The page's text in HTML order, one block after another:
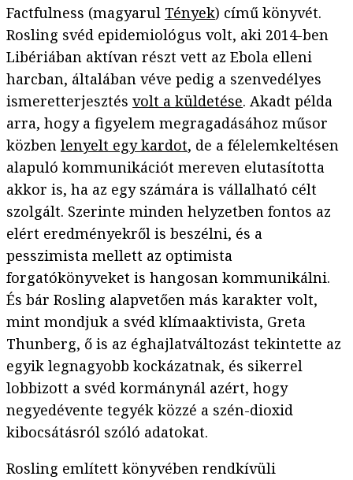
Factfulness (magyarul Tények) című könyvét.
Rosling svéd epidemiológus volt, aki 2014-ben
Libériában aktívan részt vett az Ebola elleni
harcban, általában véve pedig a szenvedélyes
ismeretterjesztés volt a küldetése. Akadt példa
arra, hogy a figyelem megragadásához műsor
közben lenyelt egy kardot, de a félelemkeltésen
alapuló kommunikációt mereven elutasította
akkor is, ha az egy számára is vállalható célt
szolgált. Szerinte minden helyzetben fontos az
elért eredményekről is beszélni, és a
pesszimista mellett az optimista
forgatókönyveket is hangosan kommunikálni.
És bár Rosling alapvetően más karakter volt,
mint mondjuk a svéd klímaaktivista, Greta
Thunberg, ő is az éghajlatváltozást tekintette az
egyik legnagyobb kockázatnak, és sikerrel
lobbizott a svéd kormánynál azért, hogy
negyedévente tegyék közzé a szén-dioxid
kibocsátásról szóló adatokat.
Rosling említett könyvében rendkívüli